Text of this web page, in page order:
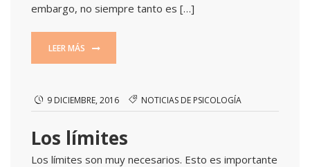
embargo, no siempre tanto es […]
LEER MÁS
9 DICIEMBRE, 2016 NOTICIAS DE PSICOLOGÍA
Los límites
Los límites son muy necesarios. Esto es importante